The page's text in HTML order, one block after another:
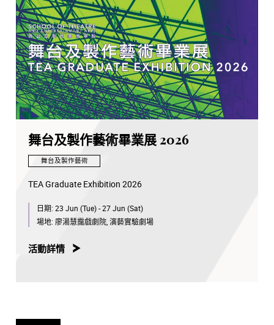
舞台及製作藝術畢業展 2026
舞台及製作藝術
TEA Graduate Exhibition 2026
日期: 23 Jun (Tue) - 27 Jun (Sat)
場地: 廖湯慧靄戲劇院, 演藝實驗劇場
活動詳情